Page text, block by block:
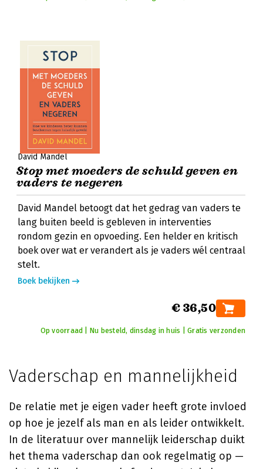
David Mandel
Stop met moeders de schuld geven en
vaders te negeren
David Mandel betoogt dat het gedrag van vaders te
lang buiten beeld is gebleven in interventies
rondom gezin en opvoeding. Een helder en kritisch
boek over wat er verandert als je vaders wél centraal
stelt.
Boek bekijken
€ 36,50
Op voorraad | Nu besteld, dinsdag in huis | Gratis verzonden
Vaderschap en mannelijkheid
De relatie met je eigen vader heeft grote invloed
op hoe je jezelf als man en als leider ontwikkelt.
In de literatuur over mannelijk leiderschap duikt
het thema vaderschap dan ook regelmatig op —